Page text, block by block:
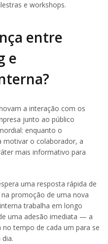
e workshops.
entre
e
a interação com os
junto ao público
enquanto o
motivar o colaborador, a
mais informativo para
uma resposta rápida de
promoção de uma nova
trabalha em longo
uma adesão imediata — a
tempo de cada um para se